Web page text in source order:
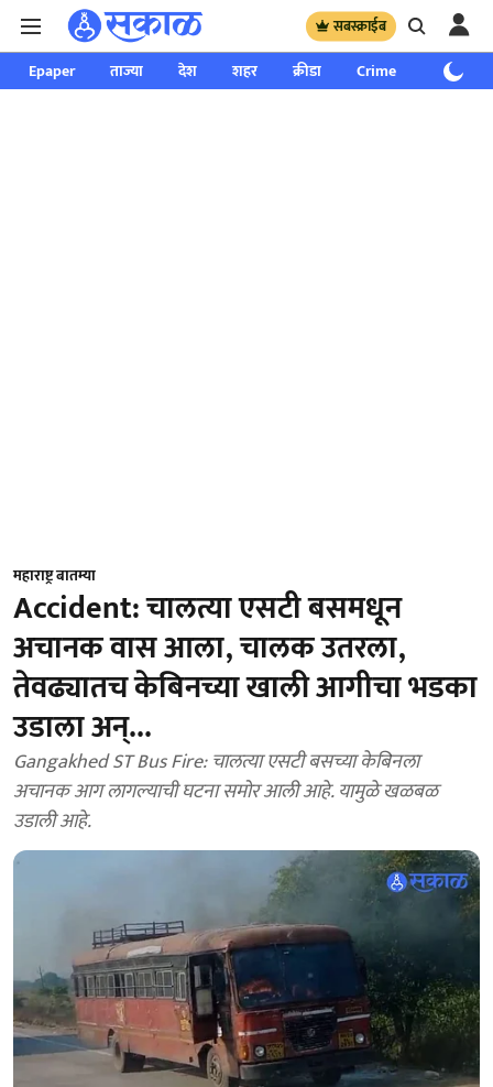
सबस्क्राईब
Epaper ताज्या देश शहर क्रीडा Crime साप्ताहिक
महाराष्ट्र बातम्या
Accident: चालत्या एसटी बसमधून
अचानक वास आला, चालक उतरला,
तेवढ्यातच केबिनच्या खाली आगीचा भडका
उडाला अन्...
Gangakhed ST Bus Fire: चालत्या एसटी बसच्या केबिनला
अचानक आग लागल्याची घटना समोर आली आहे. यामुळे खळबळ
उडाली आहे.